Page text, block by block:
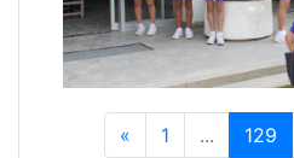
« 1 ... 129